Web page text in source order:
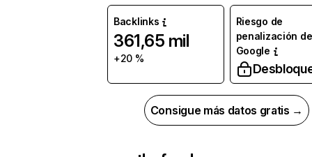
Backlinks
361,65 mil
+20 %
Riesgo de
penalización de
Google
Consigue más datos gratis →